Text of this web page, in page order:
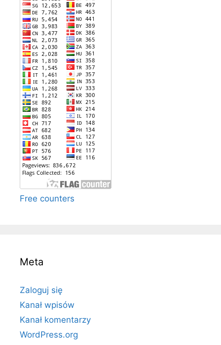
Free counters
Meta
Zaloguj się
Kanał wpisów
Kanał komentarzy
WordPress.org